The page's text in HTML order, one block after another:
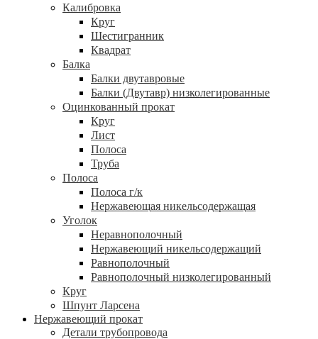
Калибровка
Круг
Шестигранник
Квадрат
Балка
Балки двутавровые
Балки (Двутавр) низколегированные
Оцинкованный прокат
Круг
Лист
Полоса
Труба
Полоса
Полоса г/к
Нержавеющая никельсодержащая
Уголок
Неравнополочный
Нержавеющий никельсодержащий
Равнополочный
Равнополочный низколегированный
Круг
Шпунт Ларсена
Нержавеющий прокат
Детали трубопровода